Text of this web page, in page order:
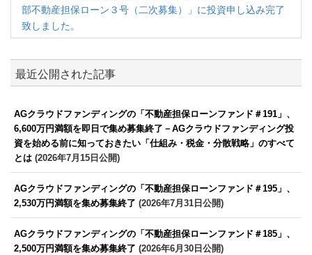
部不動産担保ローン３号（二次募集）」に投資申し込み完了
致しました。
最近公開された記事
AGクラウドファンディングの「不動産担保ローンファンド＃191」、
6,600万円満額を即日で集め募集終了－AGクラウドファンディング投
資を始める前に知っておきたい「仕組み・税金・分散戦略」のすべて
とは (2026年7月15日公開)
AGクラウドファンディングの「不動産担保ローンファンド＃195」、
2,530万円満額を集め募集終了 (2026年7月31日公開)
AGクラウドファンディングの「不動産担保ローンファンド＃185」、
2,500万円満額を集め募集終了 (2026年6月30日公開)